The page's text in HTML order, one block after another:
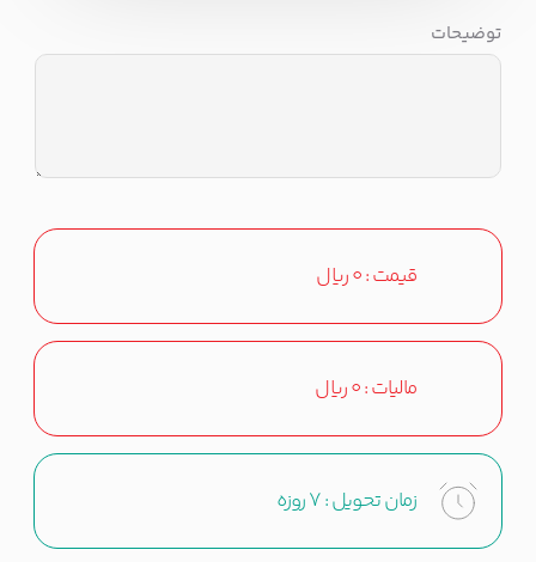
توضیحات
قیمت :0ریال
مالیات :0ریال
زمان تحویل :7 روزه